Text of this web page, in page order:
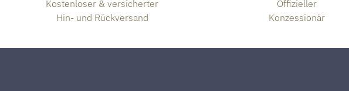
Kostenloser & versicherter
Hin- und Rückversand
Offizieller
Konzessionär